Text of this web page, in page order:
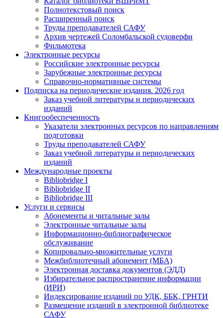
Полнотекстовый поиск
Расширенный поиск
Труды преподавателей САФУ
Архив чертежей Соломбальской судоверфи
Фильмотека
Электронные ресурсы
Российские электронные ресурсы
Зарубежные электронные ресурсы
Справочно-нормативные системы
Подписка на периодические издания. 2026 год
Заказ учебной литературы и периодических
изданий
Книгообеспеченность
Указатели электронных ресурсов по направлениям
подготовки
Труды преподавателей САФУ
Заказ учебной литературы и периодических
изданий
Международные проекты
Bibliobridge I
Bibliobridge II
Bibliobridge III
Услуги и сервисы
Абонементы и читальные залы
Электронные читальные залы
Информационно-библиографическое
обслуживание
Копировально-множительные услуги
Межбиблиотечный абонемент (МБА)
Электронная доставка документов (ЭДД)
Избирательное распространение информации
(ИРИ)
Индексирование изданий по УДК, ББК, ГРНТИ
Размещение изданий в электронной библиотеке
САФУ